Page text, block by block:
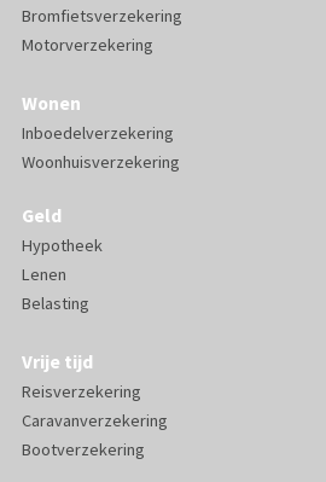
Bromfietsverzekering
Motorverzekering
Wonen
Inboedelverzekering
Woonhuisverzekering
Geld
Hypotheek
Lenen
Belasting
Vrije tijd
Reisverzekering
Caravanverzekering
Bootverzekering